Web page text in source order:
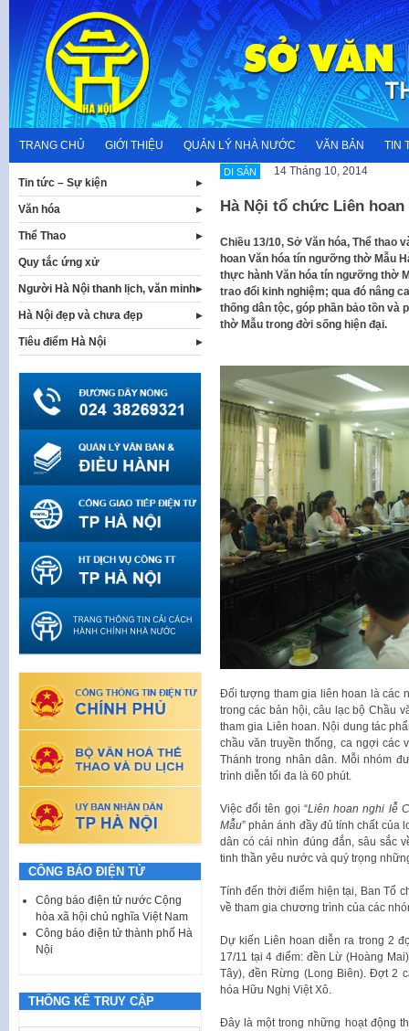
content
TRANG CHỦ GIỚI THIỆU QUẢN LÝ NHÀ NƯỚC VĂN BẢN TIN
DI SẢN 14 Tháng 10, 2014
Hà Nội tổ chức Liên
​Chiều 13/10, Sở Văn hóa, Thể thao
hoan Văn hóa tín ngưỡng thờ Mẫu
thực hành Văn hóa tín ngưỡng thờ
trao đổi kinh nghiệm; qua đó nâng
thống dân tộc, góp phần bảo tồn và
thờ Mẫu trong đời sống hiện đại.
Đối tượng tham gia liên hoan là các
trong các bản hội, câu lạc bộ Chầu
tham gia Liên hoan. Nội dung tác
chầu văn truyền thống, ca ngợi các
Thánh trong nhân dân. Mỗi nhóm
trình diễn tối đa là 60 phút.
Việc đổi tên gọi “Liên hoan nghi lễ
Mẫu” phản ánh đầy đủ tính chất của
dân có cái nhìn đúng đắn, sâu sắc
tinh thần yêu nước và quý trọng
Tính đến thời điểm hiện tại, Ban Tổ
về tham gia chương trình của các
Dự kiến Liên hoan diễn ra trong 2
17/11 tại 4 điểm: đền Lừ (Hoàng
Tây), đền Rừng (Long Biên). Đợt 2
hóa Hữu Nghị Việt Xô.
Đây là một trong những hoạt động
Tin tức – Sự kiện
Văn hóa
Thể Thao
Quy tắc ứng xử
Người Hà Nội thanh lịch, văn minh
Hà Nội đẹp và chưa đẹp
Tiêu điểm Hà Nội
CÔNG BÁO ĐIỆN TỬ
Công báo điện tử nước Cộng
hòa xã hội chủ nghĩa Việt Nam
Công báo điện tử thành phố Hà
Nội
THỐNG KÊ TRUY CẬP